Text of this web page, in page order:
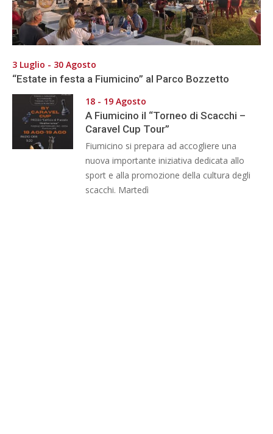
3 Luglio - 30 Agosto
“Estate in festa a Fiumicino” al Parco Bozzetto
18 - 19 Agosto
A Fiumicino il “Torneo di Scacchi –
Caravel Cup Tour”
Fiumicino si prepara ad accogliere una
nuova importante iniziativa dedicata allo
sport e alla promozione della cultura degli
scacchi. Martedì